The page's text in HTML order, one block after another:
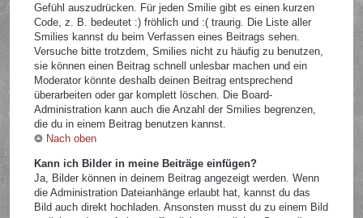
Gefühl auszudrücken. Für jeden Smilie gibt es einen kurzen
Code, z. B. bedeutet :) fröhlich und :( traurig. Die Liste aller
Smilies kannst du beim Verfassen eines Beitrags sehen.
Versuche bitte trotzdem, Smilies nicht zu häufig zu benutzen,
sie können einen Beitrag schnell unlesbar machen und ein
Moderator könnte deshalb deinen Beitrag entsprechend
überarbeiten oder gar komplett löschen. Die Board-
Administration kann auch die Anzahl der Smilies begrenzen,
die du in einem Beitrag benutzen kannst.
Nach oben
Kann ich Bilder in meine Beiträge einfügen?
Ja, Bilder können in deinem Beitrag angezeigt werden. Wenn
die Administration Dateianhänge erlaubt hat, kannst du das
Bild auch direkt hochladen. Ansonsten musst du zu einem Bild